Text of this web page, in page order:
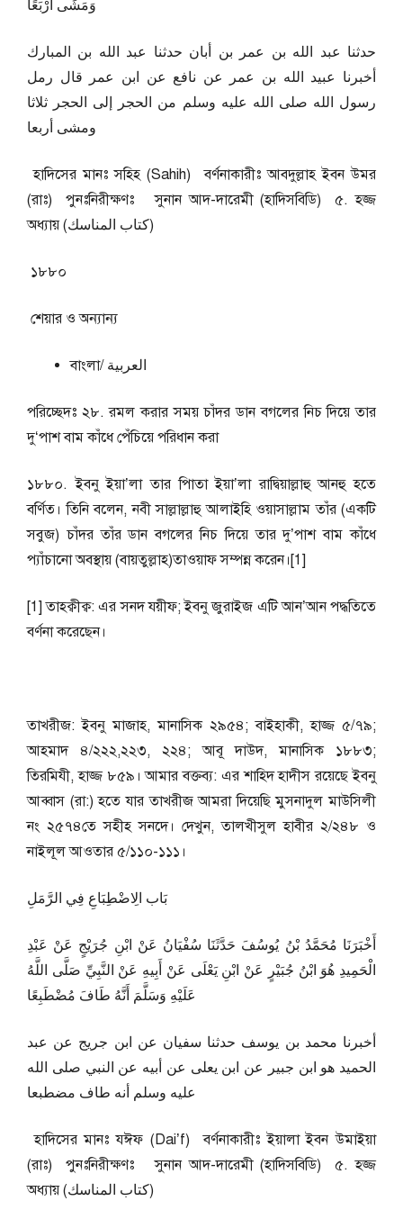
وَمَشَى أَرْبَعًا
حدثنا عبد الله بن عمر بن أبان حدثنا عبد الله بن المبارك
أخبرنا عبيد الله بن عمر عن نافع عن ابن عمر قال رمل
رسول الله صلى الله عليه وسلم من الحجر إلى الحجر ثلاثا
ومشى أربعا
হাদিসের মানঃ সহিহ (Sahih) বর্ণনাকারীঃ আবদুল্লাহ ইবন উমর
(রাঃ) পুনঃনিরীক্ষণঃ সুনান আদ-দারেমী (হাদিসবিডি) ৫. হজ্জ
অধ্যায় (كتاب المناسك)
১৮৮০
শেয়ার ও অন্যান্য
বাংলা/ العربية
পরিচ্ছেদঃ ২৮. রমল করার সময় চাঁদর ডান বগলের নিচ দিয়ে তার
দু‘পাশ বাম কাঁধে পেঁচিয়ে পরিধান করা
১৮৮০. ইবনু ইয়া’লা তার পিাতা ইয়া’লা রাদ্বিয়াল্লাহু আনহু হতে
বর্ণিত। তিনি বলেন, নবী সাল্লাল্লাহু আলাইহি ওয়াসাল্লাম তাঁর (একটি
সবুজ) চাঁদর তাঁর ডান বগলের নিচ দিয়ে তার দু’পাশ বাম কাঁধে
প্যাঁচানো অবস্থায় (বায়তুল্লাহ)তাওয়াফ সম্পন্ন করেন।[1]
[1] তাহক্বীক্ব: এর সনদ যয়ীফ; ইবনু জুরাইজ এটি আন’আন পদ্ধতিতে
বর্ণনা করেছেন।
তাখরীজ: ইবনু মাজাহ, মানাসিক ২৯৫৪; বাইহাকী, হাজ্জ ৫/৭৯;
আহমাদ ৪/২২২,২২৩, ২২৪; আবূ দাউদ, মানাসিক ১৮৮৩;
তিরমিযী, হাজ্জ ৮৫৯। আমার বক্তব্য: এর শাহিদ হাদীস রয়েছে ইবনু
আব্বাস (রা:) হতে যার তাখরীজ আমরা দিয়েছি মুসনাদুল মাউসিলী
নং ২৫৭৪তে সহীহ সনদে। দেখুন, তালখীসুল হাবীর ২/২৪৮ ও
নাইলূল আওতার ৫/১১০-১১১।
بَاب الِاضْطِبَاعِ فِي الرَّمَلِ
أَخْبَرَنَا مُحَمَّدُ بْنُ يُوسُفَ حَدَّثَنَا سُفْيَانُ عَنْ ابْنِ جُرَيْجٍ عَنْ عَبْدِ
الْحَمِيدِ هُوَ ابْنُ جُبَيْرٍ عَنْ ابْنِ يَعْلَى عَنْ أَبِيهِ عَنْ النَّبِيِّ صَلَّى اللَّهُ
عَلَيْهِ وَسَلَّمَ أَنَّهُ طَافَ مُضْطَبِعًا
أخبرنا محمد بن يوسف حدثنا سفيان عن ابن جريج عن عبد
الحميد هو ابن جبير عن ابن يعلى عن أبيه عن النبي صلى الله
عليه وسلم أنه طاف مضطبعا
হাদিসের মানঃ যঈফ (Dai’f) বর্ণনাকারীঃ ইয়ালা ইবন উমাইয়া
(রাঃ) পুনঃনিরীক্ষণঃ সুনান আদ-দারেমী (হাদিসবিডি) ৫. হজ্জ
অধ্যায় (كتاب المناسك)